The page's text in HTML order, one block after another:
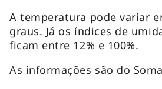
A temperatura pode variar
graus. Já os índices de
ficam entre 12% e 100%.
As informações são do